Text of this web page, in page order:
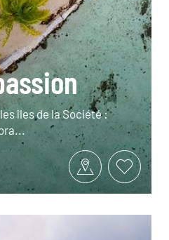
îles de la Société :